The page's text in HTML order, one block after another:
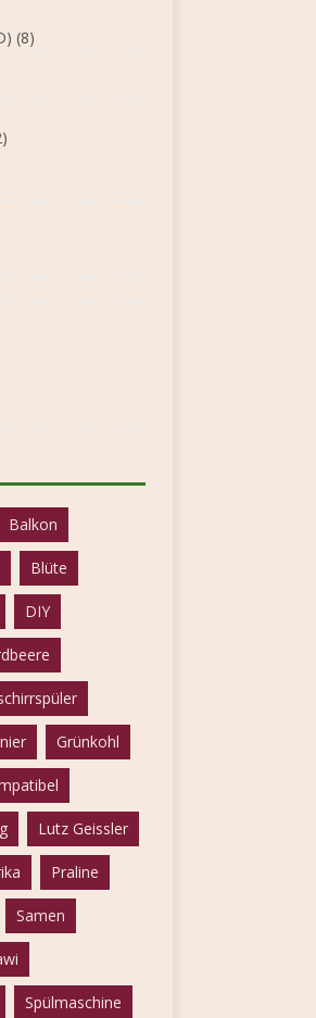
(8)
Balkon
Blüte
DIY
Grünkohl
Lutz Geissler
Praline
Samen
Spülmaschine